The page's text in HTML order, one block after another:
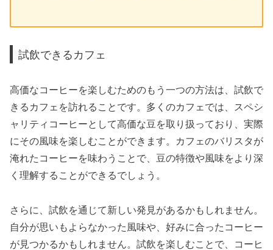
試飲できるカフェ
高価なコーヒーを楽しむためのもう一つの方法は、試飲で
きるカフェを訪れることです。多くのカフェでは、スペシ
ャリティコーヒーとして高価な豆を取り扱っており、実際
にその風味を楽しむことができます。カフェのバリスタが
淹れたコーヒーを味わうことで、豆の特徴や風味をより深
く理解することができるでしょう。
さらに、試飲を通じて新しい発見があるかもしれません。
自分が思いもよらなかった風味や、好みに合ったコーヒー
が見つかるかもしれません。試飲を楽しむことで、コーヒ